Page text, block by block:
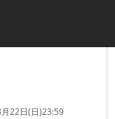
22日(日)23:59